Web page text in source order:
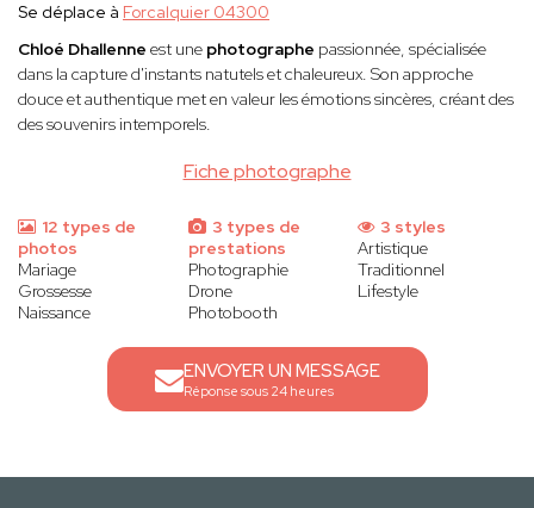
Fiche photographe
Se déplace à Forcalquier 04300
Chloé Dhallenne est une photographe passionnée, spécialisée
dans la capture d'instants natutels et chaleureux. Son approche
douce et authentique met en valeur les émotions sincères, créant des
des souvenirs intemporels.
12 types de
photos
Mariage
Grossesse
Naissance
3 types de
prestations
Photographie
Drone
Photobooth
3 styles
Artistique
Traditionnel
Lifestyle
ENVOYER UN MESSAGE
Réponse sous 24 heures